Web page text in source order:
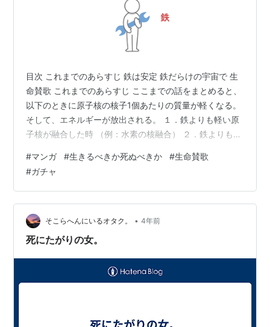
目次 これまでのあらすじ 鉄は安定 鉄だらけの宇宙で 生
命賛歌 これまでのあらすじ ここまでの話をまとめると、
以下のときに原子核の核子1個あたりの質量が軽くなる。
そして、エネルギーが放出される。 １．鉄よりも軽い原
子核が融合した時 （例：水素の核融合） ２．鉄よりも重
安定 鉄だらけの宇宙で 生命賛歌
#マンガ #生きるべきか死ぬべきか #生命賛歌
#ガチャ
そこらへんにいるオタク。 • 4年前
死にたがりの女。